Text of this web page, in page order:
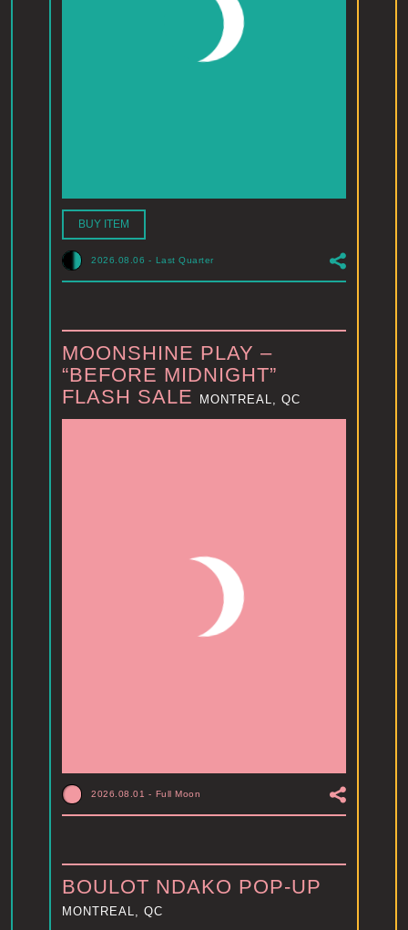
BUY ITEM
2026.08.06 - Last Quarter
MOONSHINE PLAY –
“BEFORE MIDNIGHT”
FLASH SALE
MONTREAL, QC
2026.08.01 - Full Moon
BOULOT NDAKO POP-UP
MONTREAL, QC